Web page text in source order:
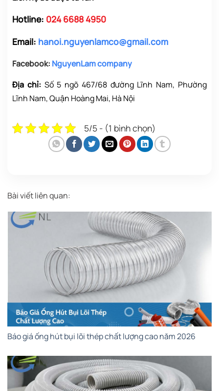
Hotline: 024 6688 4950
Email: hanoi.nguyenlamco@gmail.com
Facebook: NguyenLam company
Địa chỉ: Số 5 ngõ 467/68 đường Lĩnh Nam, Phường
Lĩnh Nam, Quận Hoàng Mai, Hà Nội
5/5 - (1 bình chọn)
Bài viết liên quan:
Báo giá ống hút bụi lõi thép chất lượng cao năm 2026